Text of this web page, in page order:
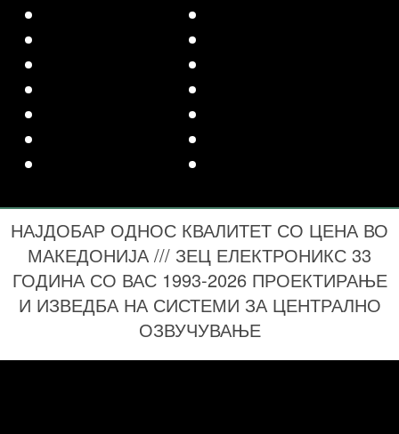
НАЈДОБАР ОДНОС КВАЛИТЕТ СО ЦЕНА ВО
МАКЕДОНИЈА /// ЗЕЦ ЕЛЕКТРОНИКС 33
ГОДИНА СО ВАС 1993-2026 ПРОЕКТИРАЊЕ
И ИЗВЕДБА НА СИСТЕМИ ЗА ЦЕНТРАЛНО
ОЗВУЧУВАЊЕ